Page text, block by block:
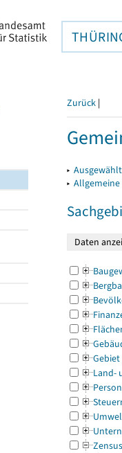
Zurück |
▸
▸
Gebiet
Land-
Zensus